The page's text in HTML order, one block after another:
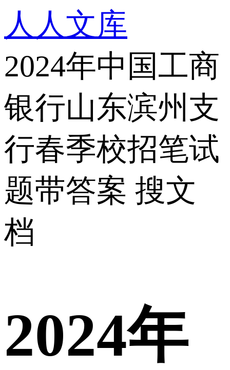
人人文库
2024年中国工商
银行山东滨州支
行春季校招笔试
题带答案 搜文
档
2024年